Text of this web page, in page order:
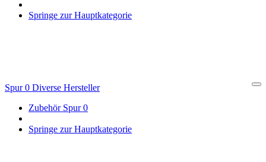
Springe zur Hauptkategorie
Spur 0 Diverse Hersteller
Zubehör Spur 0
Springe zur Hauptkategorie